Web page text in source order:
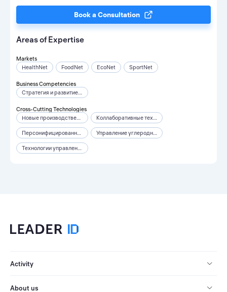
Book a Consultation
Areas of Expertise
Markets
HealthNet
FoodNet EcoNet SportNet
Business Competencies
Стратегия и развитие бизнеса
Cross-Cutting Technologies
Новые производственные технологии
Коллаборативные технологии
Персонифицированная медицина Управление углеродным следом
Технологии управления свойствами биологических объектов
Activity
About us